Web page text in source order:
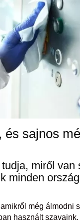
sajnos
miről van
minden
még álmodni
használt